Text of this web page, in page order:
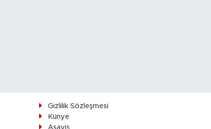
Gizlilik Sözleşmesi
Künye
Asayiş